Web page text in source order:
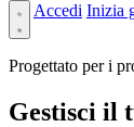
Accedi Inizia
Progettato per i
Gestisci il